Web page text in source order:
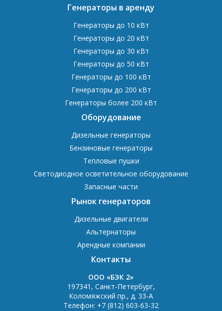
Генераторы в аренду
Генераторы до 10 кВт
Генераторы до 20 кВт
Генераторы до 30 кВт
Генераторы до 50 кВт
Генераторы до 100 кВт
Генераторы до 200 кВт
Генераторы более 200 кВт
Оборудование
Дизельные генераторы
Бензиновые генераторы
Тепловые пушки
Светодиодное осветительное оборудование
Запасные части
Рынок генераторов
Дизельные двигатели
Альтернаторы
Арендные компании
Контакты
OOO «БЭК 2»
197341 , Санкт-Петербург,
Коломяжский пр., д. 33-А
Телефон: +7 (812) 603-63-32